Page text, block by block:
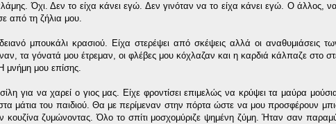
Όχι. Δεν το είχα κάνει εγώ. Δεν γινόταν να το είχα κάνει εγώ. Ο άλλος,
από τη ζήλια μου.
μπουκάλι κρασιού. Είχα στερέψει από σκέψεις αλλά οι αναθυμιάσεις
τα γόνατά μου έτρεμαν, οι φλέβες μου κόχλαζαν και η καρδιά κάλπαζε στο
μνήμη μου επίσης.
για να χαρεί ο γιος μας. Είχε φροντίσει επιμελώς να κρύψει τα μαύρα
μάτια του παιδιού. Θα με περίμεναν στην πόρτα ώστε να μου προσφέρουν
κουζίνα ζυμώνοντας. Όλο το σπίτι μοσχομύριζε ψημένη ζύμη. Ήταν σαν